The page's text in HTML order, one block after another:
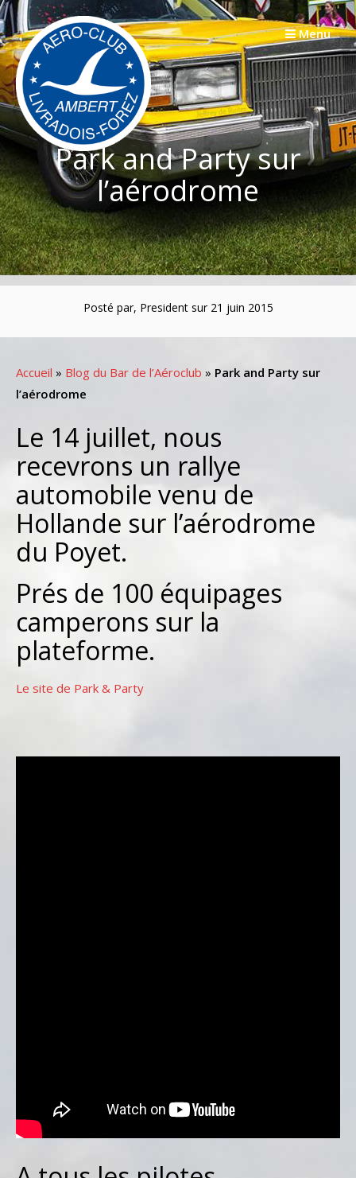
Passer
au
contenu
Menu
Park and Party sur
l’aérodrome
Posté par, President sur 21 juin 2015
Accueil » Blog du Bar de l’Aéroclub » Park and Party sur
l’aérodrome
Le 14 juillet, nous
recevrons un rallye
automobile venu de
Hollande sur l’aérodrome
du Poyet.
Prés de 100 équipages
camperons sur la
plateforme.
Le site de Park & Party